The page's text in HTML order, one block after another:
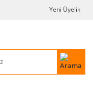
Yeni Üyelik